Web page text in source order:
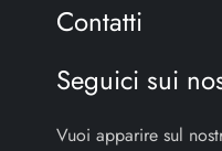
Contatti
Seguici sui
Vuoi apparire sul